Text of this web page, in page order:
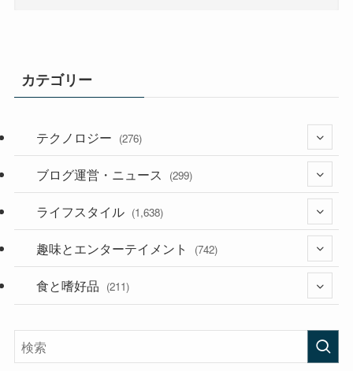
カテゴリー
テクノロジー (276)
(36)
(187)
ブログ運営・ニュース (299)
(118)
(181)
ライフスタイル (1,638)
(394)
(282)
趣味とエンターテイメント (742)
(56)
食と嗜好品 (211)